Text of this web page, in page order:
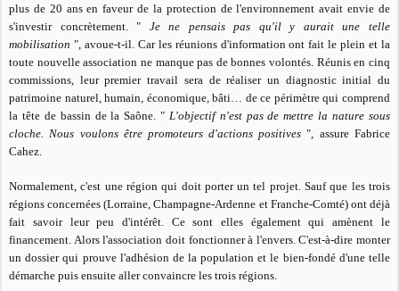
plus de 20 ans en faveur de la protection de l'environnement avait envie de
s'investir concrètement. " Je ne pensais pas qu'il y aurait une telle
mobilisation ", avoue-t-il. Car les réunions d'information ont fait le plein et la
toute nouvelle association ne manque pas de bonnes volontés. Réunis en cinq
commissions, leur premier travail sera de réaliser un diagnostic initial du
patrimoine naturel, humain, économique, bâti… de ce périmètre qui comprend
la tête de bassin de la Saône. " L'objectif n'est pas de mettre la nature sous
cloche. Nous voulons être promoteurs d'actions positives ", assure Fabrice
Cahez.
Normalement, c'est une région qui doit porter un tel projet. Sauf que les trois
régions concernées (Lorraine, Champagne-Ardenne et Franche-Comté) ont déjà
fait savoir leur peu d'intérêt. Ce sont elles également qui amènent le
financement. Alors l'association doit fonctionner à l'envers. C'est-à-dire monter
un dossier qui prouve l'adhésion de la population et le bien-fondé d'une telle
démarche puis ensuite aller convaincre les trois régions.